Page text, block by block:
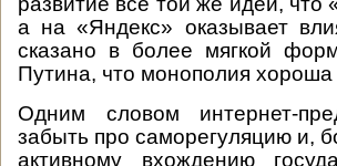
а на «Яндекс» оказывает
сказано в более мягкой
Путина, что монополия хороша
Одним словом интернет-
забыть про саморегуляцию и,
активному вхождению